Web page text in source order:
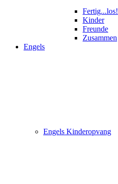
Fertig...los!
Kinder
Freunde
Zusammen
Engels
Engels Kinderopvang